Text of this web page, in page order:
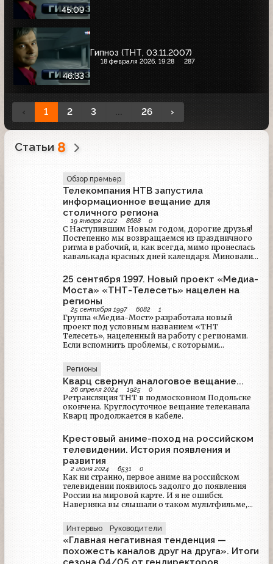
45:09
46:33
Гипноз (ТНТ, 03.11.2007)
18 февраля 2026, 19:28 287
‹ 1 2 3 ... 26 ›
Статьи 8
Обзор премьер
Телекомпания НТВ запустила
информационное вещание для
столичного региона
19 января 2022 8688 0
С Наступившим Новым годом, дорогие друзья!
Постепенно мы возвращаемся из праздничного
ритма в рабочий, и, как всегда, мимо пронеслась
кавалькада красных дней календаря. Миновали
28ая годовщина начала федерального вещания
Телекомпании НТВ. В этот день на НТВ
запустилась программа "Сегодня в Москве".
25 сентября 1997. Новый проект «Медиа-
Моста» «ТНТ-Телесеть» нацелен на
регионы
25 сентября 1997 6082 1
Группа «Медиа-Мост» разработала новый
проект под условным названием «ТНТ
Телесеть», нацеленный на работу с регионами.
Если вспомнить проблемы, с которыми
кампания на местах, станет понятно, почему
«ТНТ Телесеть» собирается, по словам ее
руководителей, «накрениться в регионы».Глава
проекта По приглашению Игоря Малашенко
«ТНТ Телесеть» возглавил бывший генеральный
директор Сети телевизионных станций (СТС)
Сергей Скворцов.Вокруг этого назначения
Регионы
Кварц свернул аналоговое вещание...
26 апреля 2024 1925 0
Ретрансляция ТНТ в подмосковном Подольске
окончена. Круглосуточное вещание телеканала
Кварц продолжается в кабеле.
Крестовый аниме-поход на российском
телевидении. История появления и
развития
2 июня 2024 6531 0
Как ни странно, первое аниме на российском
телевидении появилось задолго до появления
России на мировой карте. И я не ошибся.
Наверняка вы слышали о таком мультфильме,
совместного производства Фуджифильм,
Госкино СССР и Союзмультфильма. Последний
занимался анимацией, но под чутким надзором
японцев, а Фуджифильм занялся производством
особого негатива, специально для этого проекта.
Интервью Руководители
«Главная негативная тенденция —
похожесть каналов друг на друга». Итоги